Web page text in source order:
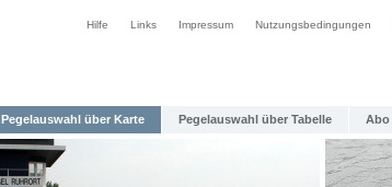
Hilfe Links Impressum Nutzungsbedingungen
Pegelauswahl über Karte Pegelauswahl über Tabelle Abo